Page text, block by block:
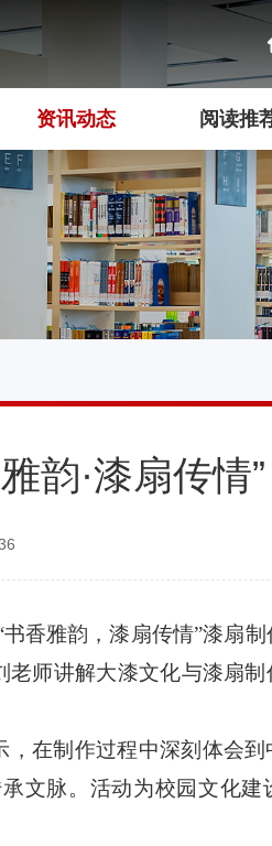
资讯动态 阅读推
韵·漆扇传情”
香雅韵，漆扇传情”漆扇
师讲解大漆文化与漆扇
在制作过程中深刻体会
文脉。活动为校园文化建